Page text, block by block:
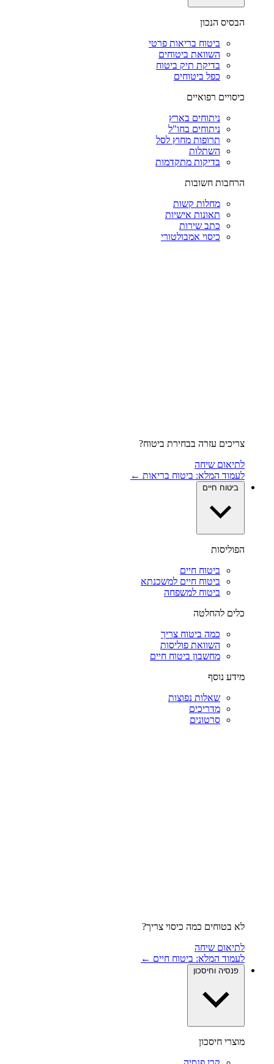
הבסיס הנכון
ביטוח בריאות פרטי
השוואת ביטוחים
בדיקת תיק ביטוח
כפל ביטוחים
כיסויים רפואיים
ניתוחים בארץ
ניתוחים בחו"ל
תרופות מחוץ לסל
השתלות
בדיקות מתקדמות
הרחבות חשובות
מחלות קשות
תאונות אישיות
כתב שירות
כיסוי אמבולטורי
צריכים עזרה בבחירת ביטוח?
לתיאום שיחה
לעמוד המלא: ביטוח בריאות ←
ביטוח חיים
הפוליסות
ביטוח חיים
ביטוח חיים למשכנתא
ביטוח למשפחה
כלים להחלטה
כמה ביטוח צריך
השוואת פוליסות
מחשבון ביטוח חיים
מידע נוסף
שאלות נפוצות
מדריכים
סרטונים
לא בטוחים כמה כיסוי צריך?
לתיאום שיחה
לעמוד המלא: ביטוח חיים ←
פנסיה וחיסכון
מוצרי חיסכון